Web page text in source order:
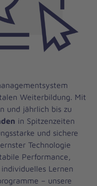
Weiterbildung. Mit
und jährlich bis zu
in Spitzenzeiten
und sichere
Technologie
Performance,
Lernen
– unsere